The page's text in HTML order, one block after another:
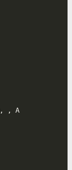
, A